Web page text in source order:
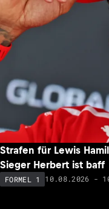
Strafen für Lewis
Sieger Herbert ist baff
FORMEL 1 10.08.2026 -